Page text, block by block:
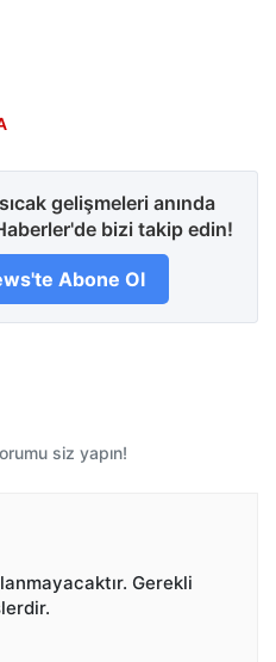
gelişmeleri anında
bizi takip edin!
Abone Ol
siz yapın!
Gerekli